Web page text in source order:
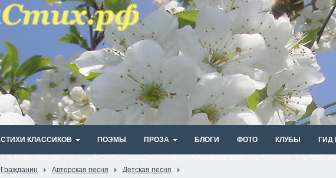
СТИХИ КЛАССИКОВ ПОЭМЫ ПРОЗА БЛОГИ ФОТО КЛУБЫ ГИД
Гражданин Авторская песня Детская песня